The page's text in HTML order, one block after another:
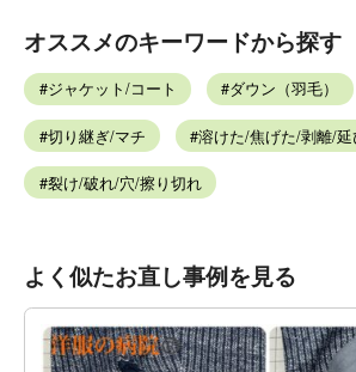
オススメのキーワードから探す
ジャケット/コート ダウン（羽毛）
切り継ぎ/マチ 溶けた/焦げた/剥離/延
裂け/破れ/穴/擦り切れ
よく似たお直し事例を見る